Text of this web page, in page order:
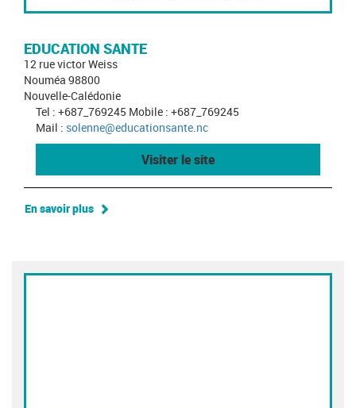
EDUCATION SANTE
12 rue victor Weiss
Nouméa 98800
Nouvelle-Calédonie
Tel : +687_769245 Mobile : +687_769245
Mail : solenne@educationsante.nc
Visiter le site
En savoir plus